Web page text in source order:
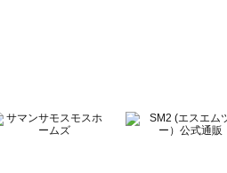
）の一覧